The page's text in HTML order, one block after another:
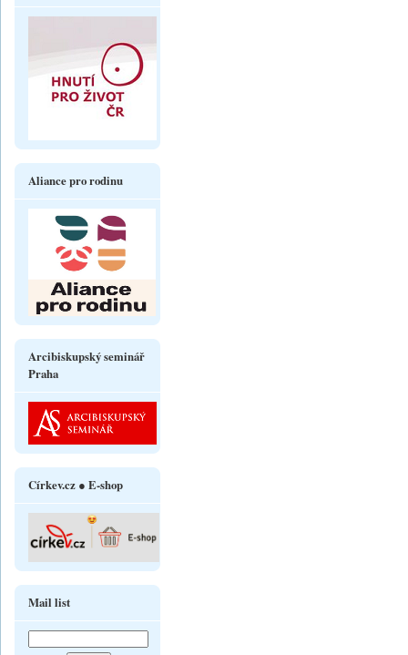
Aliance pro rodinu
Arcibiskupský seminář
Praha
Církev.cz ● E-shop
Mail list